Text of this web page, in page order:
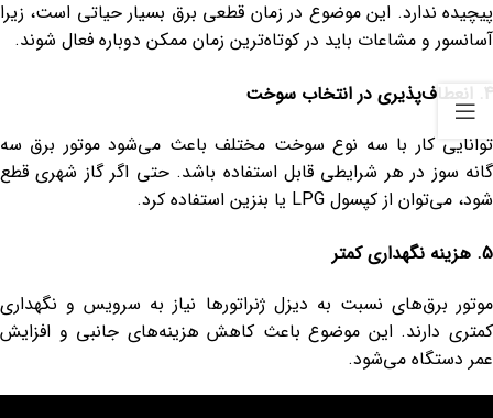
پیچیده ندارد. این موضوع در زمان قطعی برق بسیار حیاتی است، زیرا
آسانسور و مشاعات باید در کوتاه‌ترین زمان ممکن دوباره فعال شوند.
4. انعطاف‌پذیری در انتخاب سوخت
توانایی کار با سه نوع سوخت مختلف باعث می‌شود موتور برق سه
گانه سوز در هر شرایطی قابل استفاده باشد. حتی اگر گاز شهری قطع
شود، می‌توان از کپسول LPG یا بنزین استفاده کرد.
5. هزینه نگهداری کمتر
موتور برق‌های نسبت به دیزل ژنراتورها نیاز به سرویس و نگهداری
کمتری دارند. این موضوع باعث کاهش هزینه‌های جانبی و افزایش
عمر دستگاه می‌شود.